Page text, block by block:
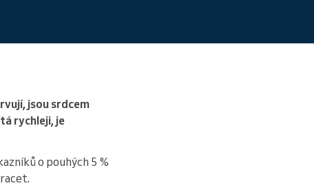
jsou srdcem
rychleji, je
o pouhých 5 %